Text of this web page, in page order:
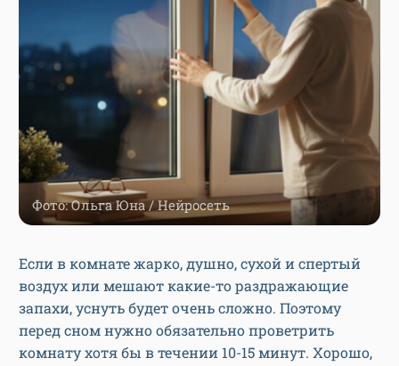
Фото: Ольга Юна / Нейросеть
Если в комнате жарко, душно, сухой и спертый
воздух или мешают какие-то раздражающие
запахи, уснуть будет очень сложно. Поэтому
перед сном нужно обязательно проветрить
комнату хотя бы в течении 10-15 минут. Хорошо,